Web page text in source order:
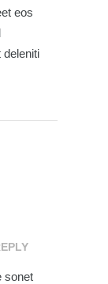
eos
deleniti
sonet